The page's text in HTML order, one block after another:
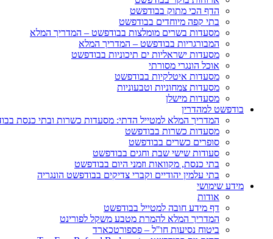
הדף הכי מתוק בבודפשט
בתי קפה מיוחדים בבודפשט
מסעדות בשרים מומלצות בבודפשט – המדריך המלא
המבורגריות בבודפשט – המדריך המלא
מסעדות ישראליות ים תיכוניות בבודפשט
אוכל הונגרי מסורתי
מסעדות איטלקיות בבודפשט
מסעדות צמחוניות וטבעוניות
מסעדות מישלן
בודפשט למהדרין
המדריך המלא למטייל הדתי: מסעדות כשרות ובתי כנסת
מסעדות כשרות בבודפשט
סופרים כשרים בבודפשט
סעודות שישי שבת וחגים בבודפשט
בתי כנסת, מקוואות וזמני היום בבודפשט
בתי עלמין יהודיים וקברי צדיקים בבודפשט הונגריה
מידע שימושי
אודות
דף מידע חובה למטייל בבודפשט
המדריך המלא להמרת מטבע משקל לפורינט
ביטוח נסיעות חו"ל – פספורטכארד